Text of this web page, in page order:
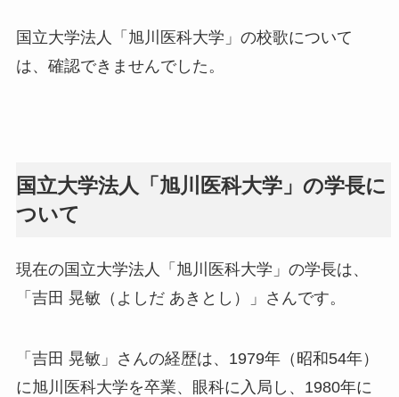
国立大学法人「旭川医科大学」の校歌について
は、確認できませんでした。
国立大学法人「旭川医科大学」の学長に
ついて
現在の国立大学法人「旭川医科大学」の学長は、
「吉田 晃敏（よしだ あきとし）」さんです。
「吉田 晃敏」さんの経歴は、1979年（昭和54年）
に旭川医科大学を卒業、眼科に入局し、1980年に